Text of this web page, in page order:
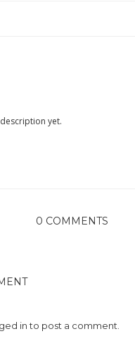
yet.
0 COMMENTS
into post a comment.